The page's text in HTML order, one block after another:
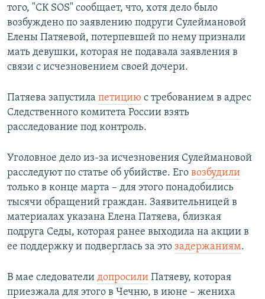
того, "СК SOS" сообщает, что, хотя дело было
возбуждено по заявлению подруги Сулеймановой
Елены Патяевой, потерпевшей по нему признали
мать девушки, которая не подавала заявления в
связи с исчезновением своей дочери.
Патяева запустила петицию с требованием в адрес
Следственного комитета России взять
расследование под контроль.
Уголовное дело из-за исчезновения Сулеймановой
расследуют по статье об убийстве. Его возбудили
только в конце марта – для этого понадобились
тысячи обращений граждан. Заявительницей в
материалах указана Елена Патяева, близкая
подруга Седы, которая ранее выходила на акции в
ее поддержку и подверглась за это задержаниям.
В мае следователи допросили Патяеву, которая
приезжала для этого в Чечню, в июне – жениха